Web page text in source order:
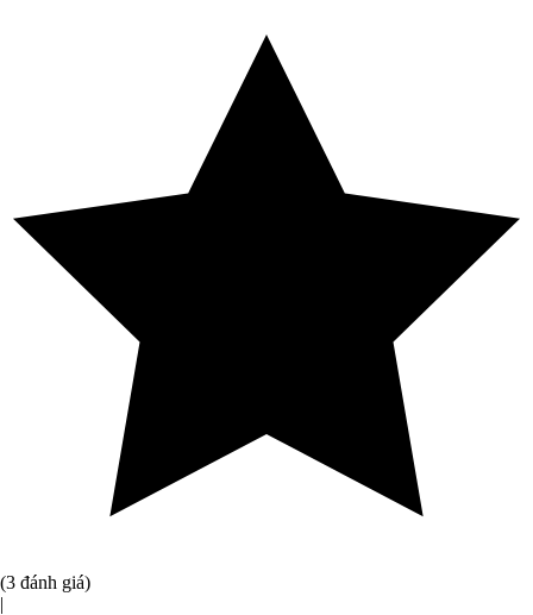
(3 đánh giá)
|